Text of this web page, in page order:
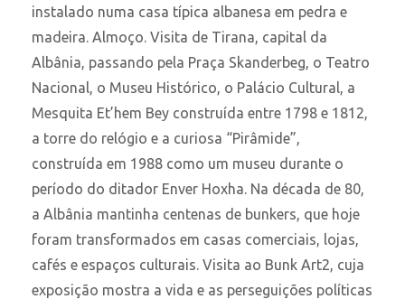
instalado numa casa típica albanesa em pedra e
madeira. Almoço. Visita de Tirana, capital da
Albânia, passando pela Praça Skanderbeg, o Teatro
Nacional, o Museu Histórico, o Palácio Cultural, a
Mesquita Et’hem Bey construída entre 1798 e 1812,
a torre do relógio e a curiosa “Pirâmide”,
construída em 1988 como um museu durante o
período do ditador Enver Hoxha. Na década de 80,
a Albânia mantinha centenas de bunkers, que hoje
foram transformados em casas comerciais, lojas,
cafés e espaços culturais. Visita ao Bunk Art2, cuja
exposição mostra a vida e as perseguições políticas